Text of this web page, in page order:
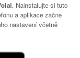
. Nainstalujte si tuto
a aplikace začne
nastavení včetně